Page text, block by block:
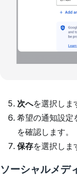
次へを選択しま
希望の通知設定
を確認します。
保存を選択しま
ソーシャルメデ